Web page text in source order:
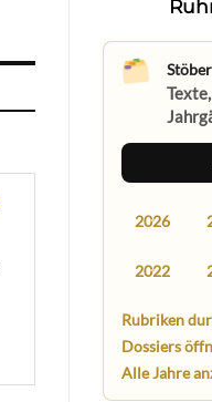
2026
2022
Rubriken
Dossiers
Alle Jahre